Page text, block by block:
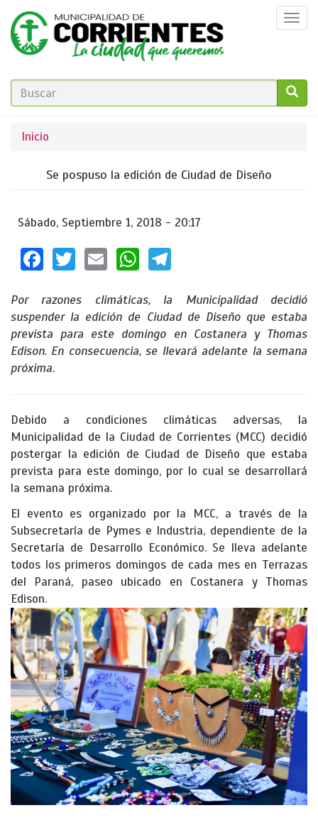
Pasar
contenido
principal
FORMULARIO
BÚSQUEDA
Se
encuentra
usted
aquí
Inicio
Se pospuso la edición de Ciudad de Diseño
Sábado, Septiembre 1, 2018 - 20:17
Facebook
TwitterEmailWhatsApp
Por razones climáticas, la Municipalidad decidió
suspender la edición de Ciudad de Diseño que estaba
prevista para este domingo en Costanera y Thomas
Edison. En consecuencia, se llevará adelante la semana
próxima.
Debido a condiciones climáticas adversas, la
Municipalidad de la Ciudad de Corrientes (MCC) decidió
postergar la edición de Ciudad de Diseño que estaba
prevista para este domingo, por lo cual se desarrollará
la semana próxima.
El evento es organizado por la MCC, a través de la
Subsecretaría de Pymes e Industria, dependiente de la
Secretaría de Desarrollo Económico. Se lleva adelante
todos los primeros domingos de cada mes en Terrazas
del Paraná, paseo ubicado en Costanera y Thomas
Edison.